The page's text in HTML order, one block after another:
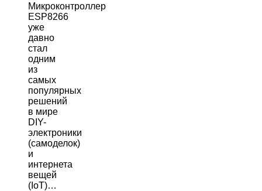
Микроконтроллер
ESP8266
уже
давно
стал
одним
из
самых
популярных
решений
в мире
DIY-
электроники
(самоделок)
и
интернета
вещей
(IoT)…